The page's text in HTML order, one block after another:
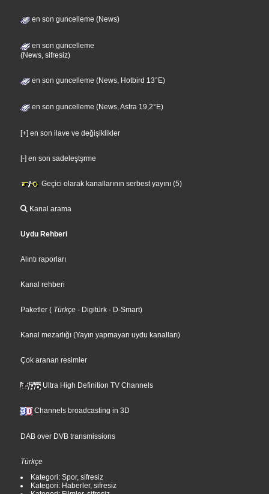
en son guncelleme (News)
en son guncelleme
(News, sifresiz)
en son guncelleme (News, Hotbird 13°E)
en son guncelleme (News, Astra 19,2°E)
[+] en son ilave ve değişiklikler
[-] en son sadeleştşrme
Geçici olarak kanallarının serbest yayını (5)
Kanal arama
Uydu Rehberi
Alıntı raporları
Kanal rehberi
Paketler ( Türkçe - Digitürk - D-Smart)
Kanal mezarlığı (Yayın yapmayan uydu kanalları)
Çok aranan resimler
Ultra High Definition TV Channels
Channels broadcasting in 3D
DAB over DVB transmissions
Türkçe
Kategori: Spor, sifresiz
Kategori: Haberler, sifresiz